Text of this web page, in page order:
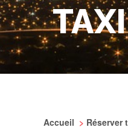
Accueil > Réserver